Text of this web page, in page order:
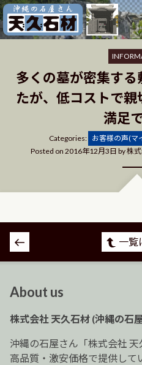
Skip
to
content
多くの墓が密集す
たが、低コストで
満足
Categories: Categories
お客様の声(マ
Posted on 2016年12月3日 by株
投
稿
ゲ
ー
シ
ョ
ン
一覧
About us
株式会社 天久石材 (沖縄の石
沖縄の石屋さん「株式会社
高品質・激安価格で提供して